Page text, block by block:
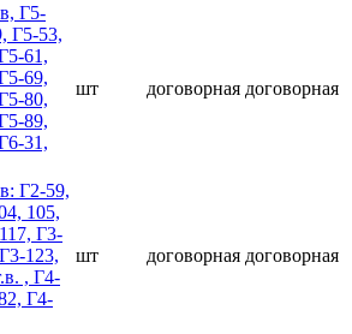
Г5-
Г5-53,
61,
69,
80,
89,
31,
шт договорная договорная
Г2-59,
105,
Г3-
123,
, Г4-
Г4-
шт договорная договорная